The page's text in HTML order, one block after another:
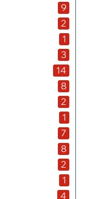
9
2
1
3
14
8
2
1
7
8
2
1
4